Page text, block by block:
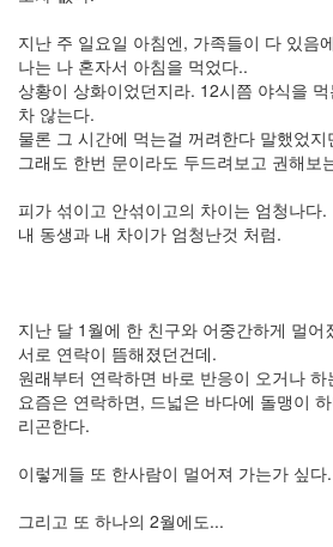
지난 주 일요일 아침엔, 가족들이 다 있음
나는 나 혼자서 아침을 먹었다..
상황이 상화이었던지라. 12시쯤 야식을
차 않는다.
물론 그 시간에 먹는걸 꺼려한다 말했었지
그래도 한번 문이라도 두드려보고 권해보
피가 섞이고 안섞이고의 차이는 엄청나다.
내 동생과 내 차이가 엄청난것 처럼.
지난 달 1월에 한 친구와 어중간하게 멀어
서로 연락이 뜸해졌던건데.
원래부터 연락하면 바로 반응이 오거나
요즘은 연락하면, 드넓은 바다에 돌맹이
리곤한다.
이렇게들 또 한사람이 멀어져 가는가 싶다.
그리고 또 하나의 2월에도...
2006
년
10
월
22
2006
년
11
월
23
2006
월
14
2007
년
83
2007
년
1
월
14